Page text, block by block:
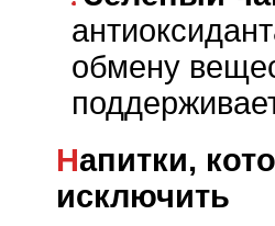
обмену
Напитки, которые лучше
исключить